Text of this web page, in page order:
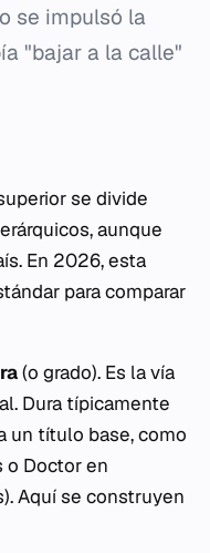
se impulsó la
"bajar a la calle"
se divide
aunque
En 2026, esta
para comparar
(o grado). Es la vía
Dura típicamente
un título base, como
o Doctor en
Aquí se construyen